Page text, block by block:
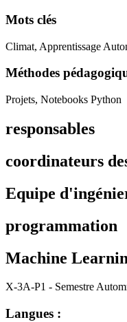
Mots clés
Climat, Apprentissage
Méthodes
Projets, Notebooks Python
responsables
coordinateurs
Equipe
programmation
Machine
X-3A-P1 - Semestre
Langues :